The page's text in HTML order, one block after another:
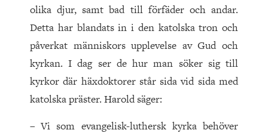
olika djur, samt bad till förfäder och andar.
Detta har blandats in i den katolska tron och
påverkat människors upplevelse av Gud och
kyrkan. I dag ser de hur man söker sig till
kyrkor där häxdoktorer står sida vid sida med
katolska präster. Harold säger:
– Vi som evangelisk-luthersk kyrka behöver